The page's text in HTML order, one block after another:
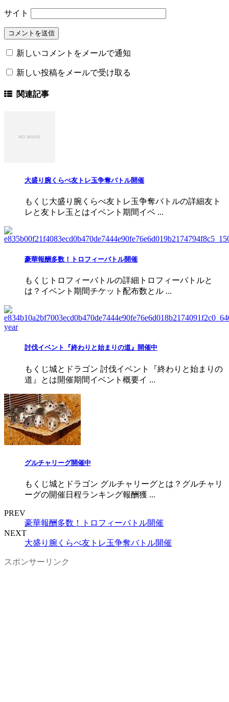
サイト
新しいコメントをメールで通知
新しい投稿をメールで受け取る
関連記事
大盛り腕くらべ友トレ玉争奪バトル開催
もくじ大盛り腕くらべ友トレ玉争奪バトルの詳細友ト
レと友トレ玉とはイベント期間イベ ...
豪華報酬多数！トロフィーバトル開催
もくじトロフィーバトルの詳細トロフィーバトルと
は？イベント期間チケット配布数とル ...
討伐イベント『終わりと始まりの道』開催中
もくじ城とドラゴン 討伐イベント『終わりと始まりの
道』とは開催期間イベント概要イ ...
グルチャリーグ開催中
もくじ城とドラゴン グルチャリーグとは？グルチャリ
ーグの開催日程ランキング報酬獲 ...
PREV
豪華報酬多数！トロフィーバトル開催
NEXT
大盛り腕くらべ友トレ玉争奪バトル開催
スポンサーリンク